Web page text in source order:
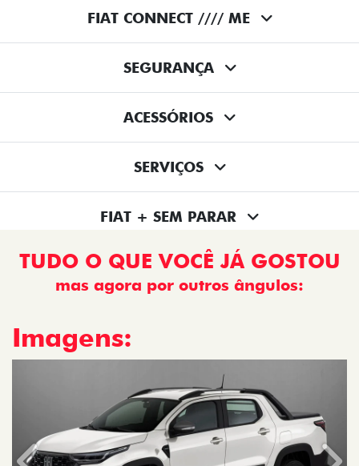
FIAT CONNECT //// ME
SEGURANÇA
ACESSÓRIOS
SERVIÇOS
FIAT + SEM PARAR
TUDO O QUE VOCÊ JÁ GOSTOU
mas agora por outros ângulos:
Imagens: